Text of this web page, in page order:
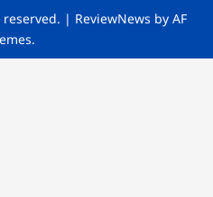
| ReviewNews by AF